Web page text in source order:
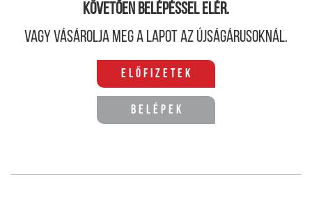
követően belépéssel elér.
Vagy vásárolja meg a lapot az újságárusoknál.
Előfizetek
Belépek